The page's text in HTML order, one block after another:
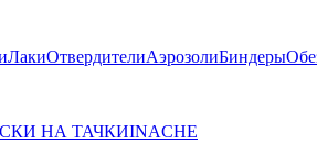
ЛакиОтвердителиАэрозолиБиндеры
НА ТАЧКИINACHE